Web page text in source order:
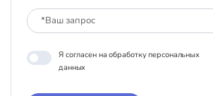
Я согласен на обработку персональных
данных